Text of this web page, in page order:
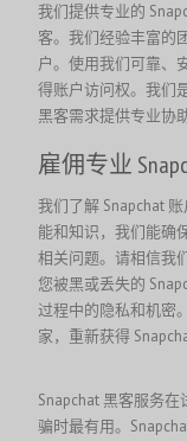
我们提供专业的
客。我们经验丰富的
户。使用我们可靠、
得账户访问权。我们
黑客需求提供专业协
雇佣专业
我们了解 Snapchat
能和知识，我们能确
相关问题。请相信我
您被黑或丢失的
过程中的隐私和机密
家，重新获得
Snapchat 黑客服务
骗时最有用。